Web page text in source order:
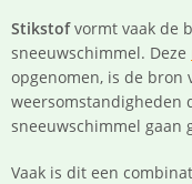
Stikstofvormt vaak de
sneeuwschimmel. Deze
opgenomen, is de bron
weersomstandigheden
sneeuwschimmel gaan
Vaak is dit een